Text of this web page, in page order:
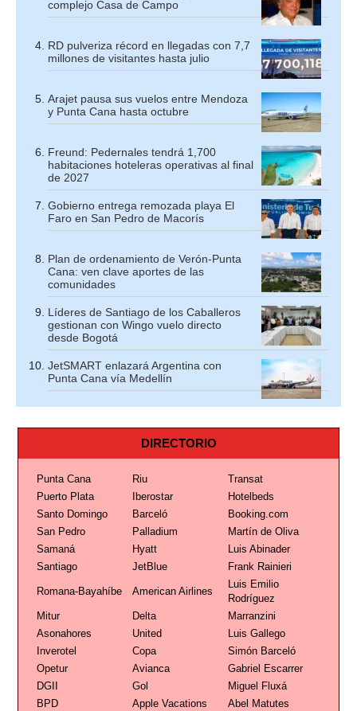
complejo Casa de Campo
RD pulveriza récord en llegadas con 7,7
millones de visitantes hasta julio
Arajet pausa sus vuelos entre Mendoza
y Punta Cana hasta octubre
Freund: Pedernales tendrá 1,700
habitaciones hoteleras operativas al final
de 2027
Gobierno entrega remozada playa El
Faro en San Pedro de Macorís
Plan de ordenamiento de Verón-Punta
Cana: ven clave aportes de las
comunidades
Líderes de Santiago de los Caballeros
gestionan con Wingo vuelo directo
desde Bogotá
JetSMART enlazará Argentina con
Punta Cana vía Medellín
DIRECTORIO
Punta Cana Riu
Transat
Puerto Plata
Iberostar
Hotelbeds
Santo Domingo
Barceló
Booking.com
San Pedro
Palladium
Martín de Oliva
Samaná
Hyatt
Luis Abinader
Santiago
JetBlue Frank Rainieri
Romana-Bayahíbe American Airlines
Luis Emilio
Rodríguez
Mitur
Delta
Marranzini
Asonahores
United
Luis Gallego
Inverotel
Copa
Simón Barceló
Opetur
Avianca
Gabriel Escarrer
DGII
Gol
Miguel Fluxá
BPD
Apple Vacations Abel Matutes